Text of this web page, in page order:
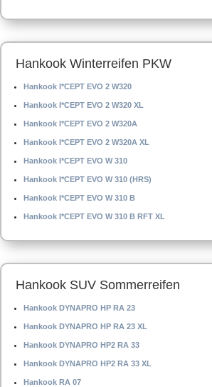
Hankook Winterreifen PKW
Hankook I*CEPT EVO 2 W320
Hankook I*CEPT EVO 2 W320 XL
Hankook I*CEPT EVO 2 W320A
Hankook I*CEPT EVO 2 W320A XL
Hankook I*CEPT EVO W 310
Hankook I*CEPT EVO W 310 (HRS)
Hankook I*CEPT EVO W 310 B
Hankook I*CEPT EVO W 310 B RFT XL
Hankook SUV Sommerreifen
Hankook DYNAPRO HP RA 23
Hankook DYNAPRO HP RA 23 XL
Hankook DYNAPRO HP2 RA 33
Hankook DYNAPRO HP2 RA 33 XL
Hankook RA 07